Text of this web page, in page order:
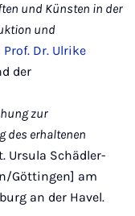
und Künsten in der
und
Prof. Dr. Ulrike
der
zur
des erhaltenen
Ursula Schädler-
Göttingen] am
an der Havel.